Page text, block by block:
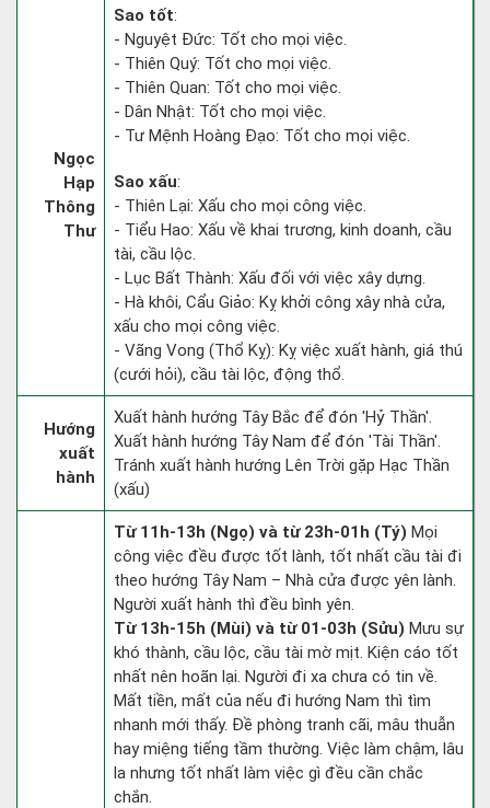
Ngọc
Hạp
Thông
Thư
Sao tốt:
- Nguyệt Đức: Tốt cho mọi việc.
- Thiên Quý: Tốt cho mọi việc.
- Thiên Quan: Tốt cho mọi việc.
- Dân Nhật: Tốt cho mọi việc.
- Tư Mệnh Hoàng Đạo: Tốt cho mọi việc.
Sao xấu:
- Thiên Lại: Xấu cho mọi công việc.
- Tiểu Hao: Xấu về khai trương, kinh doanh, cầu
tài, cầu lộc.
- Lục Bất Thành: Xấu đối với việc xây dựng.
- Hà khôi, Cẩu Giảo: Kỵ khởi công xây nhà cửa,
xấu cho mọi công việc.
- Vãng Vong (Thổ Kỵ): Kỵ việc xuất hành, giá thú
(cưới hỏi), cầu tài lộc, động thổ.
Hướng
xuất
hành
Xuất hành hướng Tây Bắc để đón 'Hỷ Thần'.
Xuất hành hướng Tây Nam để đón 'Tài Thần'.
Tránh xuất hành hướng Lên Trời gặp Hạc Thần
(xấu)
Từ 11h-13h (Ngọ) và từ 23h-01h (Tý) Mọi
công việc đều được tốt lành, tốt nhất cầu tài đi
theo hướng Tây Nam – Nhà cửa được yên lành.
Người xuất hành thì đều bình yên.
Từ 13h-15h (Mùi) và từ 01-03h (Sửu) Mưu sự
khó thành, cầu lộc, cầu tài mờ mịt. Kiện cáo tốt
nhất nên hoãn lại. Người đi xa chưa có tin về.
Mất tiền, mất của nếu đi hướng Nam thì tìm
nhanh mới thấy. Đề phòng tranh cãi, mâu thuẫn
hay miệng tiếng tầm thường. Việc làm chậm, lâu
la nhưng tốt nhất làm việc gì đều cần chắc
chắn.